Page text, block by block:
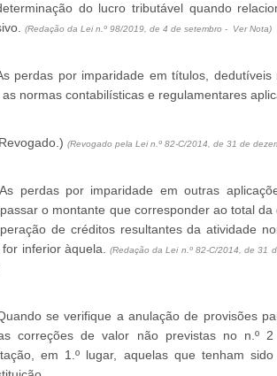
do lucro tributável quando
(Redação da Lei n.º 98/2019, de 4 de setembro - Ver Nota)
perdas por imparidade em títulos,
as normas contabilísticas e regulamentares
(Revogado pela Lei n.º 82-C/2014, de 31 de
perdas por imparidade em outras
o montante que corresponder ao total
de créditos resultantes da atividade
for inferior àquela.(Redação da Lei n.º 82-C/2014, de 31
se verifique a anulação de provisões
correções de valor não previstas no n.º
em 1.º lugar, aquelas que tenham